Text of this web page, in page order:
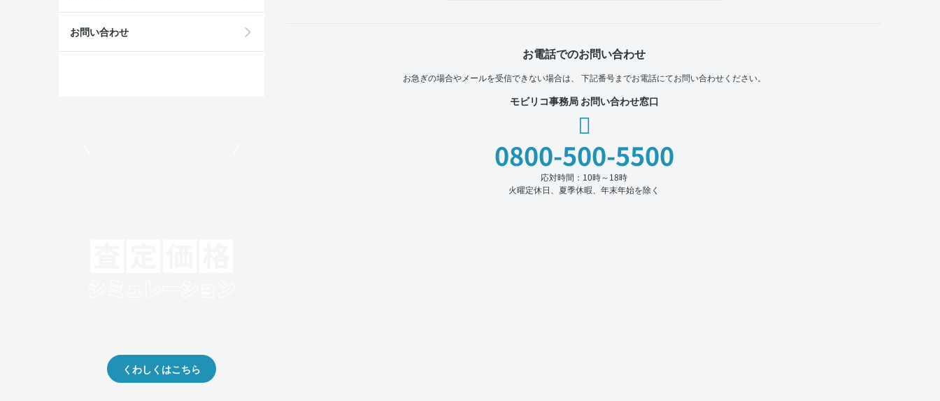
お電話でのお問い合わせ
お急ぎの場合やメールを受信できない場合は、 下記番号までお電話にてお問い合わせください。
モビリコ事務局 お問い合わせ窓口
0800-500-5500
応対時間：10時～18時
火曜定休日、夏季休暇、年末年始を除く
お問い合わせ
くわしくはこちら